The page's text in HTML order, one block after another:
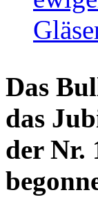
Das
das
der Nr.